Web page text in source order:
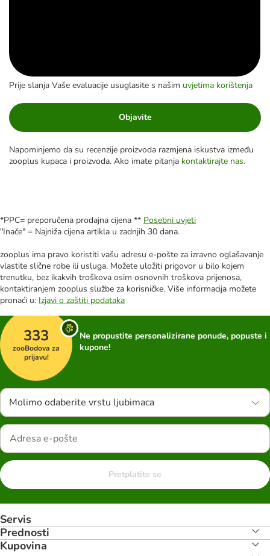
Prije slanja Vaše evaluacije usuglasite s našim uvjetima korištenja
Objavite
Napominjemo da su recenzije proizvoda razmjena iskustva između
zooplus kupaca i proizvoda. Ako imate pitanja kontaktirajte nas.
*PPC= preporučena prodajna cijena ** Posebni uvjeti
"Inače" = Najniža cijena artikla u zadnjih 30 dana.
zooplus ima pravo koristiti vašu adresu e-pošte za izravno oglašavanje
vlastite slične robe ili usluga. Možete uložiti prigovor u bilo kojem
trenutku, bez ikakvih troškova osim osnovnih troškova prijenosa,
kontaktiranjem zooplus službe za korisničke. Više informacija možete
pronaći u: Izjavi o zaštiti podataka
333
zooBodova za
prijavu!
Ne propustite personalizirane ponude, popuste i
kupone!
Molimo odaberite vrstu ljubimaca
Pretplatite se
Servis
Prednosti
Kupovina